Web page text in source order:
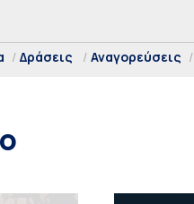
Δράσεις Αναγορεύσεις